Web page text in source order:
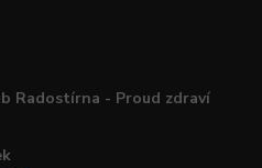
Radostírna - Proud zdraví